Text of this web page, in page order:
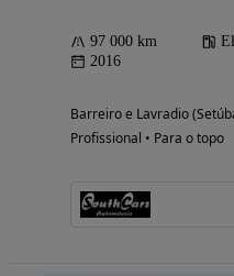
97 000 km
2016
Barreiro e Lavradio
Profissional • Para o topo